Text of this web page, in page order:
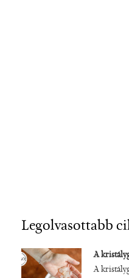
Legolvasottabb
A
A